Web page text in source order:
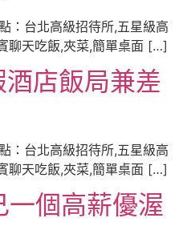
：台北高級招待所,五星級高
聊天吃飯,夾菜,簡單桌面 […]
店飯局兼差
：台北高級招待所,五星級高
聊天吃飯,夾菜,簡單桌面 […]
一個高薪優渥